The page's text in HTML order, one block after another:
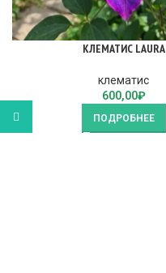
КЛЕМАТИС LAURA
клематис
600,00₽
ПОДРОБНЕЕ